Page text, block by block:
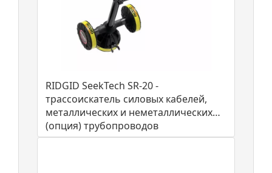
RIDGID SeekTech SR-20 -
трассоискатель силовых кабелей,
металлических и неметаллических
(опция) трубопроводов